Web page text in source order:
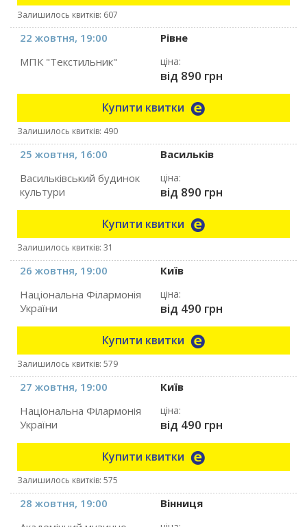
Залишилось квитків: 607
22 жовтня, 19:00
Рівне
МПК "Текстильник"
ціна:
від 890 грн
Купити квитки
Залишилось квитків: 490
25 жовтня, 16:00
Васильків
Васильківський будинок
культури
ціна:
від 890 грн
Купити квитки
Залишилось квитків: 31
26 жовтня, 19:00
Київ
Національна Філармонія
України
ціна:
від 490 грн
Купити квитки
Залишилось квитків: 579
27 жовтня, 19:00
Київ
Національна Філармонія
України
ціна:
від 490 грн
Купити квитки
Залишилось квитків: 575
28 жовтня, 19:00
Вінниця